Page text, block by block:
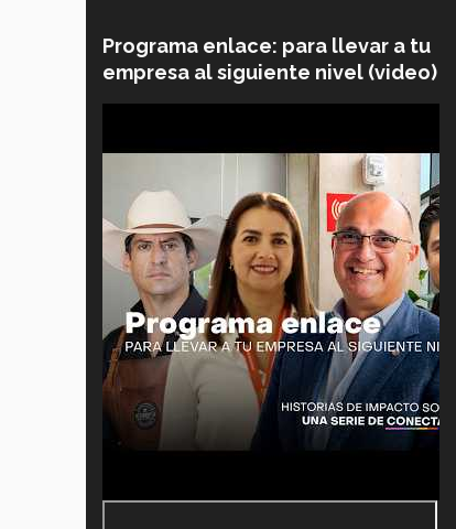
Programa enlace: para llevar a tu
empresa al siguiente nivel (video)